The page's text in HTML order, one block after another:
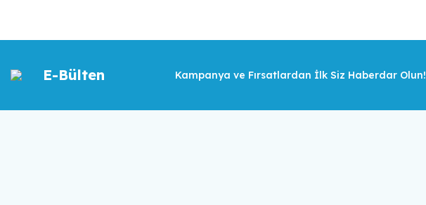
E-Bülten Kampanya ve Fırsatlardan İlk Siz Haberdar Olun!